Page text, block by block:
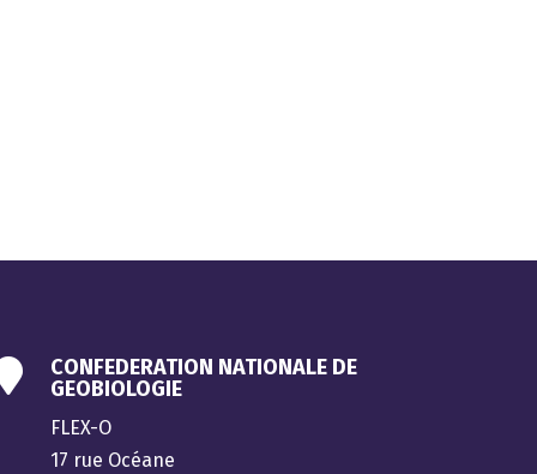
CONFEDERATION NATIONALE DE
GEOBIOLOGIE
FLEX-O
17 rue Océane